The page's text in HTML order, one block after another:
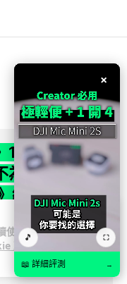
使用
政
12.1 「烏拉特
為提高世界首
縮短約 10 分
烏拉特克的詛咒」將
盤蛇島」、地城「毒牙
×
🎵 ⛶
📖 詳細評測 →